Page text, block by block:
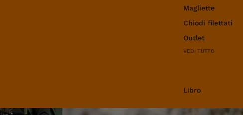
Magliette
Chiodi filettati
Outlet
VEDI TUTTO
Libro